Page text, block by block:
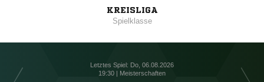
KREISLIGA
Spielklasse
Letztes Spiel: Do, 06.08.2026
19:30 | Meisterschaften